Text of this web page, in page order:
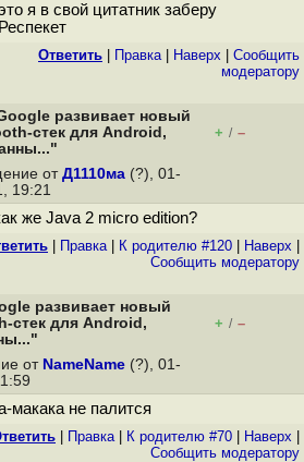
я в свой цитатник заберу
Респекет
Ответить Правка| Наверх
Cообщить
модератору
развивает новый
стек для Android,
+ / –
от Д1110ма (?), 01-
19:21
же Java 2 micro edition?
Правка| К родителю #120 Наверх
Cообщить модератору
развивает новый
стек для Android,
+ / –
от NameName (?), 01-
макака не палится
Правка| К родителю #70 Наверх
Cообщить модератору